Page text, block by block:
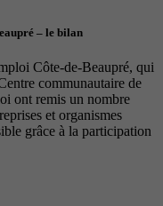
– le bilan
Côte-de-Beaupré, qui
communautaire de
ont remis un nombre
et organismes
grâce à la participation